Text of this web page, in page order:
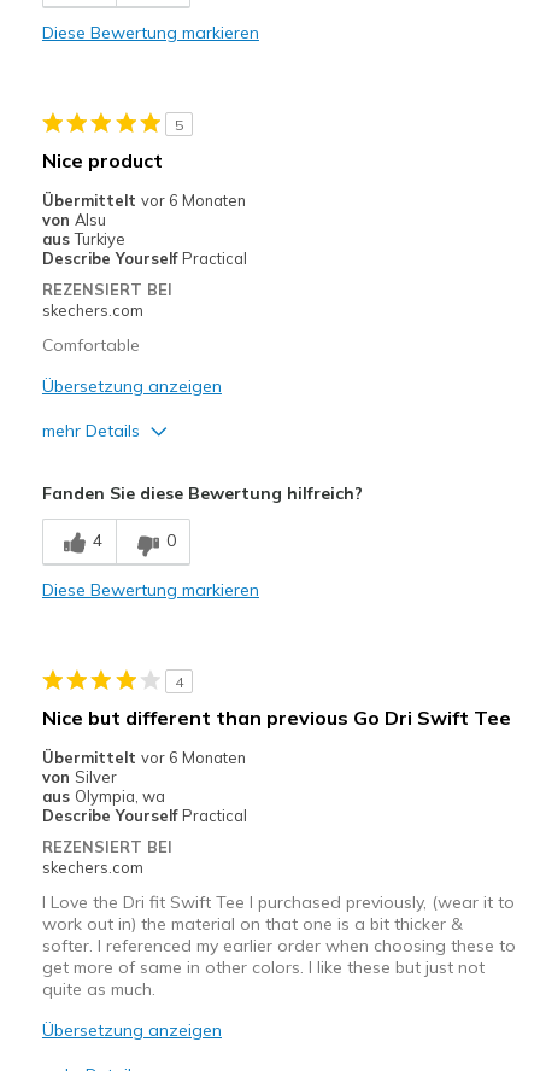
Geeignete Verwendung
Casual Wear
Sizing
Diese Bewertung markieren
5
Nice product
Übermittelt vor 6 Monaten
von Alsu
aus Turkiye
Describe Yourself Practical
REZENSIERT BEI
skechers.com
Comfortable
Übersetzung anzeigen
mehr Details
Geeignete Verwendung
Casual Wear
Sizing
Fanden Sie diese Bewertung hilfreich?
4 0
Diese Bewertung markieren
4
Nice but different than previous Go Dri Swift Tee
Übermittelt vor 6 Monaten
von Silver
aus Olympia, wa
Describe Yourself Practical
REZENSIERT BEI
skechers.com
I Love the Dri fit Swift Tee I purchased previously, (wear it to
work out in) the material on that one is a bit thicker &
softer. I referenced my earlier order when choosing these to
get more of same in other colors. I like these but just not
quite as much.
Übersetzung anzeigen